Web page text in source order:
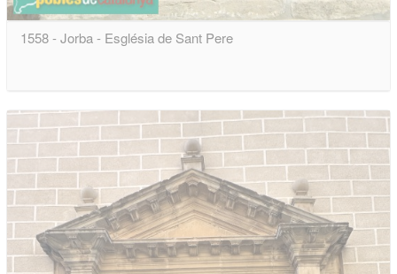
1558 - Jorba - Església de Sant Pere